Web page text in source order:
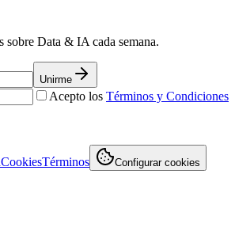
sobre Data & IA cada semana.
Unirme
Acepto los Términos y Condiciones
CookiesTérminos Configurar cookies